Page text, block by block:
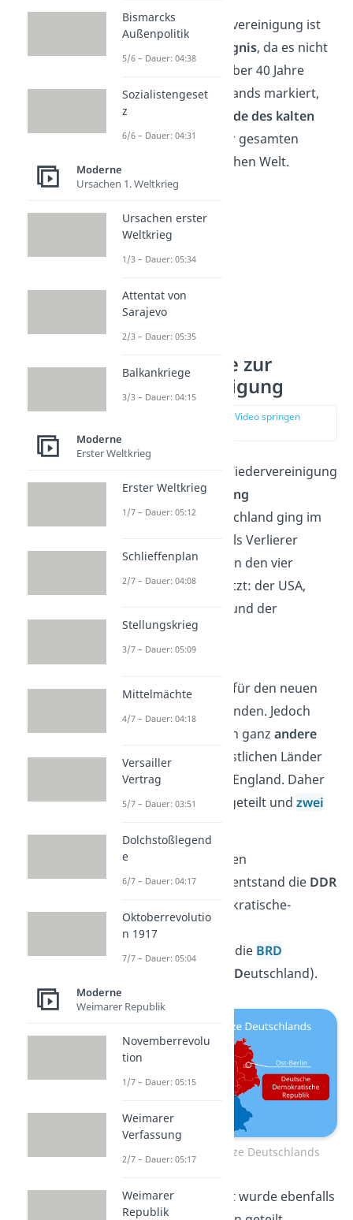
Die deutsche Wiedervereinigung ist
historisches Ereignis, da es nicht
nur das Ende eines über 40 Jahre
getrennten Deutschlands markiert,
sondern auch das
Ende des kalten
Kriegeszwischen der gesamten
westlichen und östlichen Welt.
Vorgeschichte zur
Wiedervereinigung
zur Stelle im Video springen
Die Geschichte zur Wiedervereinigung
beginnt mit derTeilung
Deutschlands. Deutschland ging im
als Verlierer
hervor und wurde von den vier
Siegermächten
besetzt: der USA,
Frankreich, England und der
Sowjetunion.
gemeinsame Politik
für den neuen
deutschen Staat zu finden. Jedoch
hatte die Sowjetunion ganz andere
Ansichtenals die westlichen Länder
USA, Frankreich und England. Daher
wurde Deutschland geteilt und zwei
In der sowjetischen
Besatzungszone entstand die DDR
emokratische-
Republik).
Im Rest entstand die BRD
Deutschland).
Innerdeutsche Grenze Deutschlands
Berlinals Hauptstadt wurde ebenfalls
Bismarcks
Außenpolitik
5/6 – Dauer: 04:38
Sozialistengeset
z
6/6 – Dauer: 04:31
Moderne
Ursachen 1. Weltkrieg
Ursachen erster
Weltkrieg
1/3 – Dauer: 05:34
Attentat von
Sarajevo
2/3 – Dauer: 05:35
Balkankriege
3/3 – Dauer: 04:15
Moderne
Erster Weltkrieg
Erster Weltkrieg
1/7 – Dauer: 05:12
Schlieffenplan
2/7 – Dauer: 04:08
Stellungskrieg
3/7 – Dauer: 05:09
Mittelmächte
4/7 – Dauer: 04:18
Versailler
Vertrag
5/7 – Dauer: 03:51
Dolchstoßlegend
e
6/7 – Dauer: 04:17
Oktoberrevolutio
n 1917
7/7 – Dauer: 05:04
Moderne
Weimarer Republik
Novemberrevolu
tion
1/7 – Dauer: 05:15
Weimarer
Verfassung
2/7 – Dauer: 05:17
Weimarer
Republik